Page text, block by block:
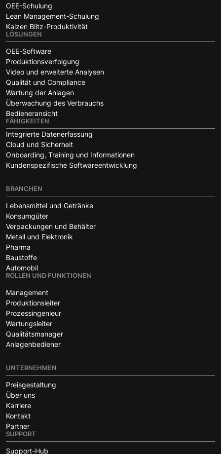
OEE-Schulung
Lean Management-Schulung
Kaizen Blitz-Produktivität
LÖSUNGEN
OEE-Software
Produktionsverfolgung
Video und erweiterte Analysen
Qualität und Compliance
Wartung der Anlagen
Überwachung des Verbrauchs
Bedieneransicht
FÄHIGKEITEN
Integrierte Datenerfassung
Cloud und Sicherheit
Onboarding, Training und Informationen
Kundenspezifische Softwareentwicklung
BRANCHEN
Lebensmittel und Getränke
Konsumgüter
Verpackungen und Behälter
Metall und Elektronik
Pharma
Baustoffe
Automobil
ROLLEN UND FUNKTIONEN
Management
Produktionsleiter
Prozessingenieur
Wartungsleiter
Qualitätsmanager
Anlagenbediener
UNTERNEHMEN
Preisgestaltung
Über uns
Karriere
Kontakt
Partner
SUPPORT
Support-Hub